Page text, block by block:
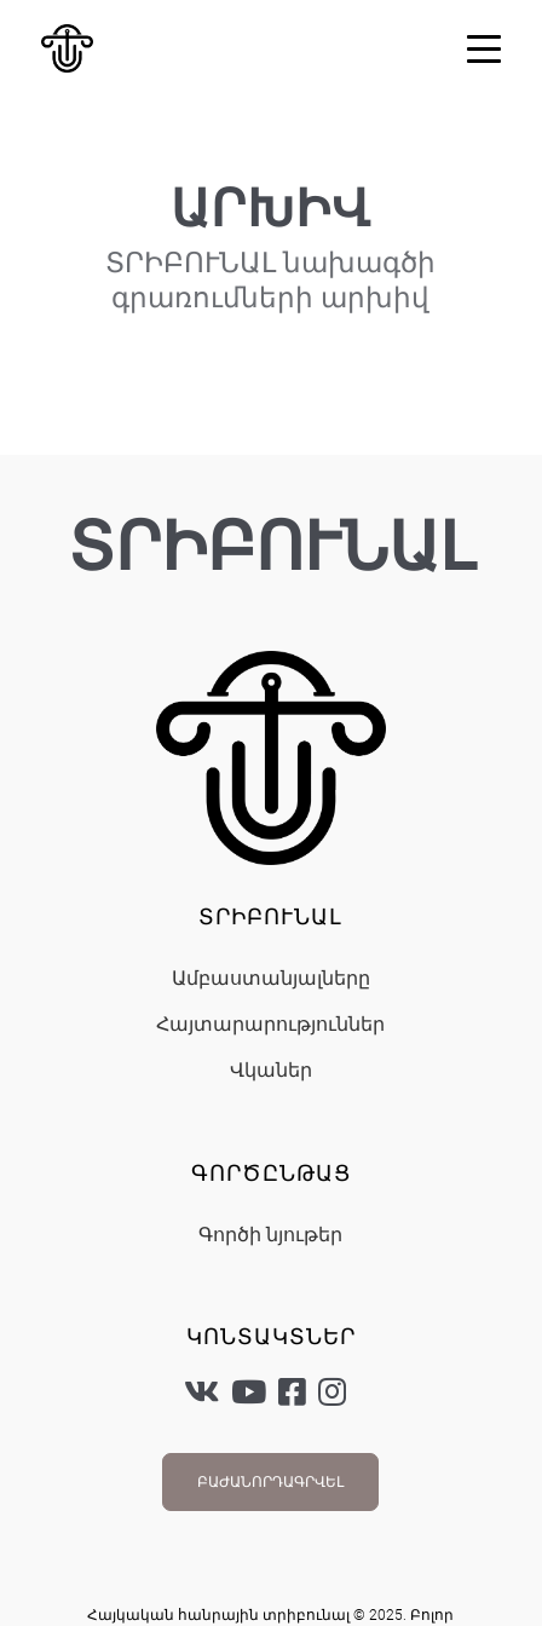
ԱՐԽԻՎ
ՏՐԻԲՈՒՆԱԼ նախագծի
գրառումների արխիվ
ՏՐԻԲՈՒՆԱԼ
ՏՐԻԲՈՒՆԱԼ
Ամբաստանյալները
Հայտարարություններ
Վկաներ
ԳՈՐԾԸՆԹԱՑ
Գործի նյութեր
ԿՈՆՏԱԿՏՆԵՐ
ԲԱԺԱՆՈՐԴԱԳՐՎԵԼ
Հայկական հանրային տրիբունալ © 2025. Բոլոր